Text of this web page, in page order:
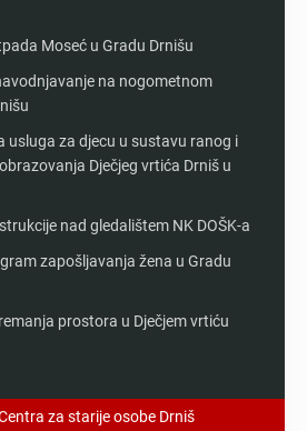
Moseć u Gradu Drnišu
na nogometnom
usluga za djecu u sustavu ranog i
Dječjeg vrtića Drniš u
nad gledalištem NK DOŠK-a
zapošljavanja žena u Gradu
prostora u Dječjem vrtiću
za starije osobe Drniš